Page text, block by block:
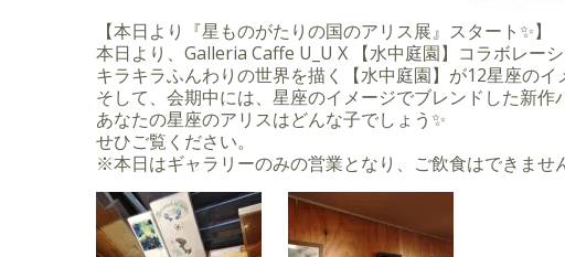
【本日より『星ものがたりの国のアリス展』スタート✨】
本日より、Galleria Caffe U_U X 【水中庭園】コラボレー
キラキラふんわりの世界を描く【水中庭園】が12星座のイ
そして、会期中には、星座のイメージでブレンドした新作
あなたの星座のアリスはどんな子でしょう✨
せひご覧ください。
※本日はギャラリーのみの営業となり、ご飲食はできませ